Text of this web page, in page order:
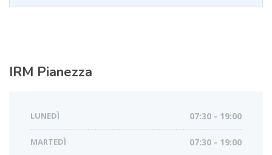
IRM Pianezza
LUNEDÌ 07:30 - 19:00
MARTEDÌ 07:30 - 19:00